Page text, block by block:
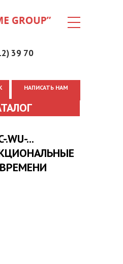
39 70
НАПИСАТЬ НАМ
.WU-...